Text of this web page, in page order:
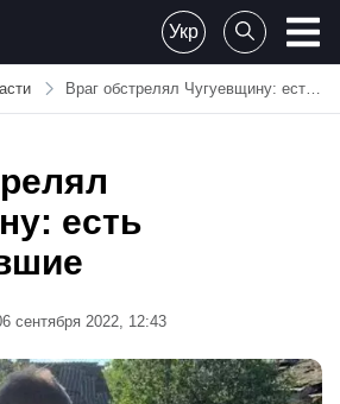
Укр
Враг обстрелял Чугуевщину: есть пострадавшие
есть
сентября 2022, 12:43